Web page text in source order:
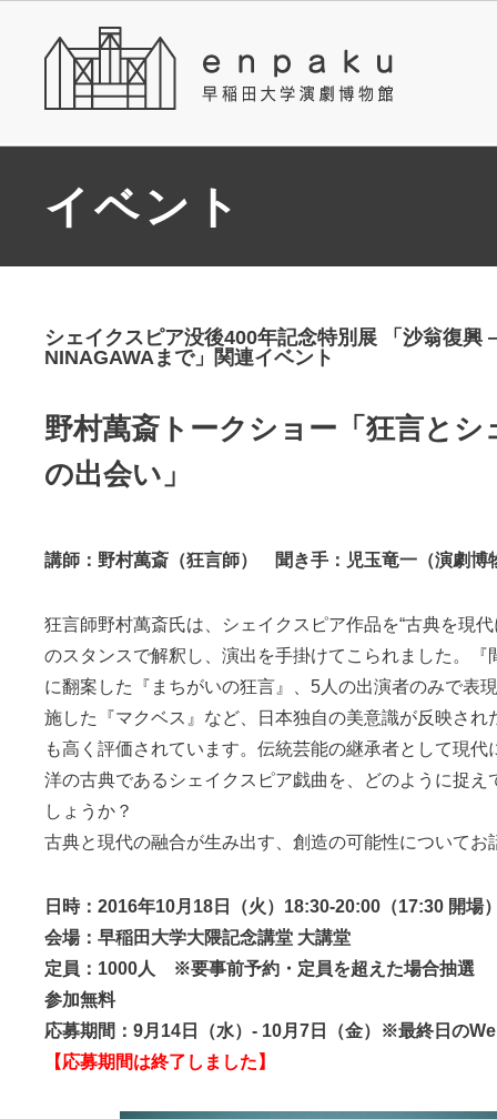
イベント
シェイクスピア没後400年記念特別展 「沙翁復興
NINAGAWAまで」関連イベント
野村萬斎トークショー「狂言とシ
の出会い」
講師：野村萬斎（狂言師） 聞き手：児玉竜一（演劇博
狂言師野村萬斎氏は、シェイクスピア作品を“古典を現
のスタンスで解釈し、演出を手掛けてこられました。『
に翻案した『まちがいの狂言』、5人の出演者のみで表
施した『マクベス』など、日本独自の美意識が反映され
も高く評価されています。伝統芸能の継承者として現代
洋の古典であるシェイクスピア戯曲を、どのように捉え
しょうか？
古典と現代の融合が生み出す、創造の可能性についてお
日時：2016年10月18日（火）18:30-20:00（17:30 開場
会場：早稲田大学大隈記念講堂 大講堂
定員：1000人 ※要事前予約・定員を超えた場合抽選
参加無料
応募期間：9月14日（水）- 10月7日（金）※最終日の
【応募期間は終了しました】